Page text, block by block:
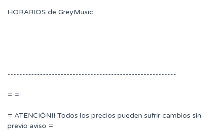
HORARIOS de GreyMusic:
---------------------------------------------------------
= =
= ATENCIÓN!! Todos los precios pueden sufrir cambios sin
previo aviso =